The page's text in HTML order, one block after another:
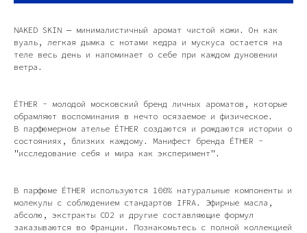
NAKED SKIN — минималистичный аромат чистой кожи. Он как
вуаль, легкая дымка с нотами кедра и мускуса остается на
теле весь день и напоминает о себе при каждом дуновении
ветра.
ÉTHER - молодой московский бренд личных ароматов, которые
обрамляют воспоминания в нечто осязаемое и физическое.
В парфюмерном ателье ÉTHER создаются и рождаются истории о
состояниях, близких каждому. Манифест бренда ÉTHER -
"исследование себя и мира как эксперимент".
В парфюме ÉTHER используются 100% натуральные компоненты и
молекулы с соблюдением стандартов IFRA. Эфирные масла,
абсолю, экстракты СО2 и другие составляющие формул
заказываются во Франции. Познакомьтесь с полной коллекцией